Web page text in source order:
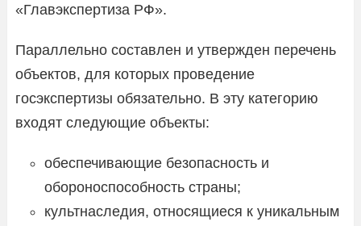
«Главэкспертиза РФ».
Параллельно составлен и утвержден перечень
объектов, для которых проведение
госэкспертизы обязательно. В эту категорию
входят следующие объекты:
обеспечивающие безопасность и
обороноспособность страны;
культнаследия, относящиеся к уникальным